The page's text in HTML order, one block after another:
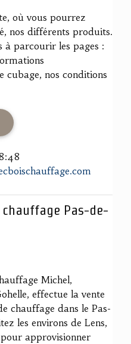
où vous pourrez
nos différents produits.
à parcourir les pages :
cubage, nos conditions
Pas-de-
Michel,
effectue la vente
chauffage dans le Pas-
les environs de Lens,
approvisionner